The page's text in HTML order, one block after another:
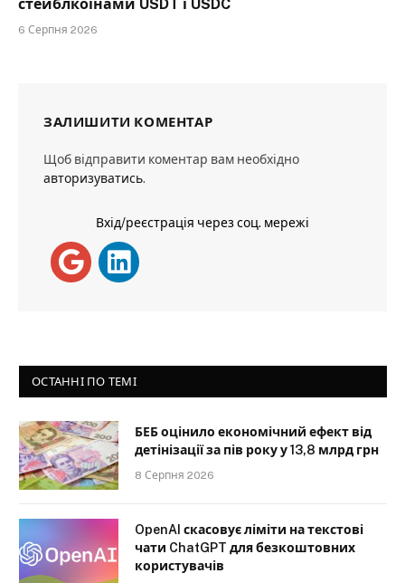
стейблкоїнами USDT і USDC
6 Серпня 2026
ЗАЛИШИТИ КОМЕНТАР
Щоб відправити коментар вам необхідно
авторизуватись.
Вхід/реєстрація через соц. мережі
ОСТАННІ ПО ТЕМІ
БЕБ оцінило економічний ефект від
детінізації за пів року у 13,8 млрд грн
8 Серпня 2026
OpenAI скасовує ліміти на текстові
чати ChatGPT для безкоштовних
користувачів